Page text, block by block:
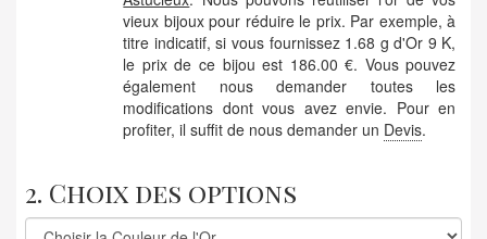
vieux bijoux pour réduire le prix. Par exemple, à
titre indicatif, si vous fournissez 1.68 g d'Or 9 K,
le prix de ce bijou est 186.00 €. Vous pouvez
également nous demander toutes les
modifications dont vous avez envie. Pour en
profiter, il suffit de nous demander un Devis.
2. Choix des options